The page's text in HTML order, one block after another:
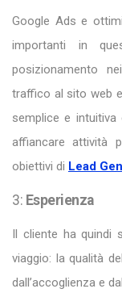
Google Ads e
importanti in
posizionamento
traffico al sito web
semplice e
affiancare attività
obiettivi di Lead
3: Esperienza
Il cliente ha quindi
viaggio: la qualità
dall’accoglienza e